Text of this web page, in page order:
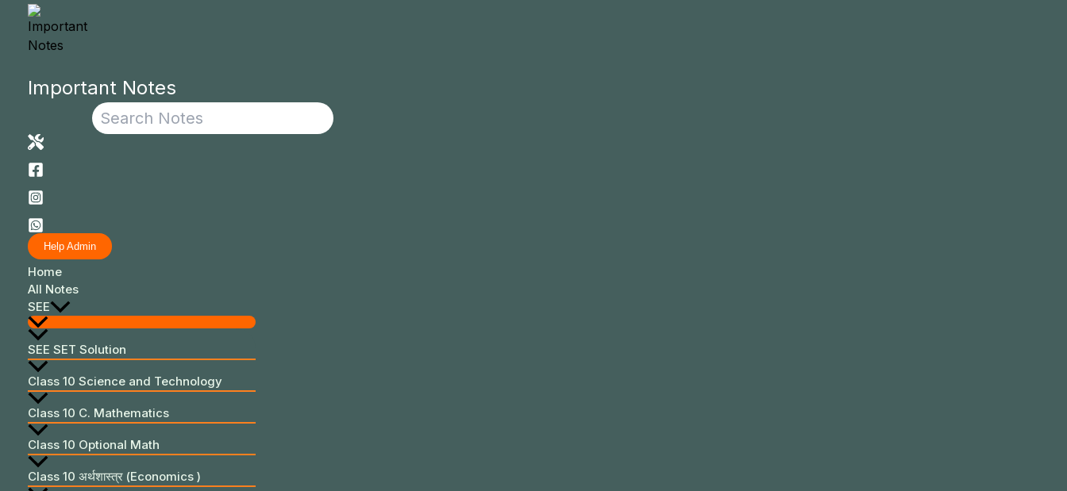
content
Important Notes
Help Admin
Home
All Notes
SEE
SEE SET Solution
Class 10 Science and Technology
Class 10 C. Mathematics
Class 10 Optional Math
Class 10 अर्थशास्त्र (Economics )